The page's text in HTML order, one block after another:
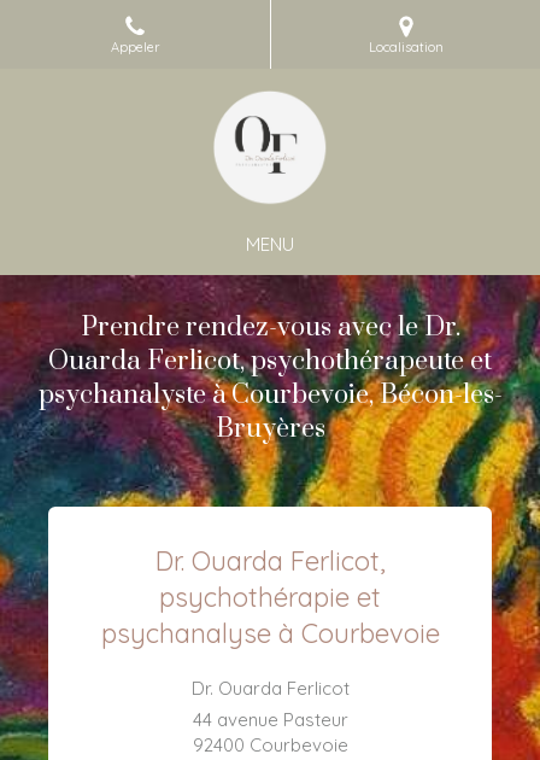
Appeler Localisation
MENU
Prendre rendez-vous avec le Dr.
Ouarda Ferlicot, psychothérapeute et
psychanalyste à Courbevoie, Bécon-les-
Bruyères
Dr. Ouarda Ferlicot,
psychothérapie et
psychanalyse à Courbevoie
Dr. Ouarda Ferlicot
44 avenue Pasteur
92400 Courbevoie